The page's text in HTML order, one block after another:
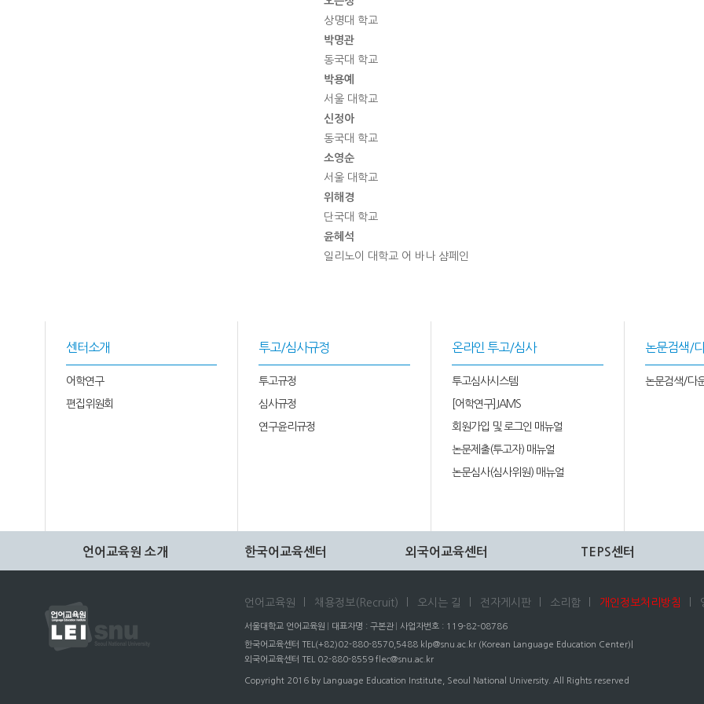
상명대 학교
박명관
동국대 학교
박용예
서울 대학교
신정아
동국대 학교
소영순
서울 대학교
위해경
단국대 학교
윤혜석
일리노이 대학교 어 바나 샴페인
센터소개
어학연구
편집위원회
투고/심사규정
투고규정
심사규정
연구윤리규정
온라인 투고/심사
투고심사시스템
[어학연구]JAMS
회원가입 및 로그인 매뉴얼
논문제출(투고자) 매뉴얼
논문심사(심사위원) 매뉴얼
논문검색/
논문검색/다
언어교육원 소개 한국어교육센터 외국어교육센터 TEPS센터
언어교육원 채용정보(Recruit) 오시는 길 전자게시판 소리함 개인정보처리방침
서울대학교 언어교육원 대표자명 : 구본관 사업자번호 : 119-82-08786
한국어교육센터 TEL(+82)02-880-8570,5488 klp@snu.ac.kr (Korean Language Education Center)|
외국어교육센터 TEL 02-880-8559 flec@snu.ac.kr
Copyright 2016 by Language Education Institute, Seoul National University. All Rights reserved